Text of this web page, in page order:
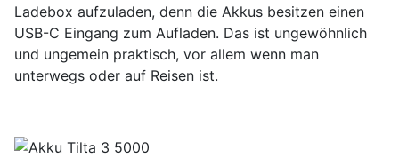
Ladebox aufzuladen, denn die Akkus besitzen einen
USB-C Eingang zum Aufladen. Das ist ungewöhnlich
und ungemein praktisch, vor allem wenn man
unterwegs oder auf Reisen ist.